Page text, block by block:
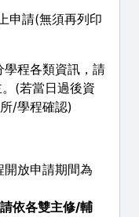
申請(無須再列印
程各類資訊，請
(若當日過後資
/學程確認)
放申請期間為
依各雙主修/輔